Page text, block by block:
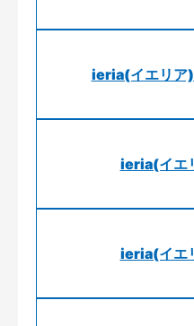
ieria(イエリア)
ieria(イエ
ieria(イエ